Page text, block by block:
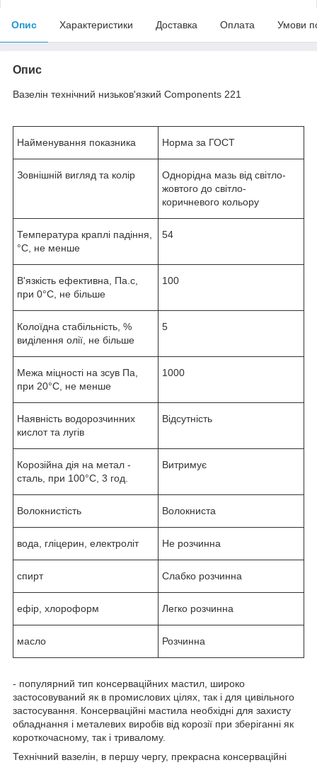
Опис Характеристики Доставка Оплата Умови
Опис
Вазелін технічний низьков'язкий Components 221
Найменування показника Норма за ГОСТ
Зовнішній вигляд та колір
Однорідна мазь від світло-
жовтого до світло-
коричневого кольору
Температура краплі падіння,
°С, не менше
54
В'язкість ефективна, Па.с,
при 0°С, не більше
100
Колоїдна стабільність, %
виділення олії, не більше
5
Межа міцності на зсув Па,
при 20°С, не менше
1000
Наявність водорозчинних
кислот та лугів
Відсутність
Корозійна дія на метал -
сталь, при 100°С, 3 год.
Витримує
Волокнистість Волокниста
вода, гліцерин, електроліт Не розчинна
спирт Слабко розчинна
ефір, хлороформ Легко розчинна
масло Розчинна
- популярний тип консерваційних мастил, широко
застосовуваний як в промислових цілях, так і для цивільного
застосування. Консерваційні мастила необхідні для захисту
обладнання і металевих виробів від корозії при зберіганні як
короткочасному, так і тривалому.
Технічний вазелін, в першу чергу, прекрасна консерваційні